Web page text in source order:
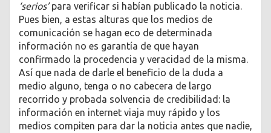
‘serios’para verificar si habían publicado la noticia.
Pues bien, a estas alturas que los medios de
comunicación se hagan eco de determinada
información no es garantía de que hayan
confirmado la procedencia y veracidad de la misma.
Así que nada de darle el beneficio de la duda a
medio alguno, tenga o no cabecera de largo
recorrido y probada solvencia de credibilidad: la
información en internet viaja muy rápido y los
medios compiten para dar la noticia antes que nadie,